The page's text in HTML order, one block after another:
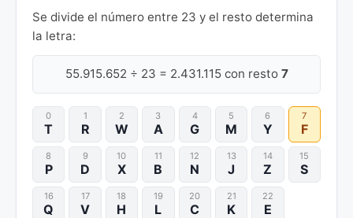
Se divide el número entre 23 y el resto determina
la letra:
55.915.652 ÷ 23 = 2.431.115 con resto 7
0
T
1
R
2
W
3
A
4
G
5
M
6
Y
7
F
8
P
9
D
10
X
11
B
12
N
13
J
14
Z
15
S
16
Q
17
V
18
H
19
L
20
C
21
K
22
E